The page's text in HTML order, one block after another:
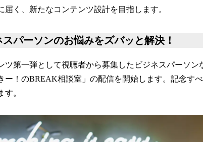
届く、新たなコンテンツ設計を目指します。
スパーソンのお悩みをズバッと解決！
ツ第一弾として視聴者から募集したビジネスパーソ
ー！のBREAK相談室」の配信を開始します。記念す
す。